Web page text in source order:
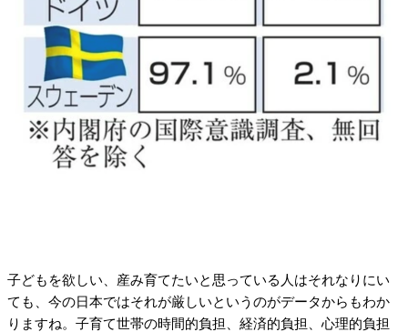
子どもを欲しい、産み育てたいと思っている人はそれなりにい
ても、今の日本ではそれが厳しいというのがデータからもわか
りますね。子育て世帯の時間的負担、経済的負担、心理的負担